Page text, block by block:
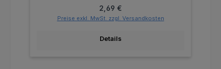
Regulärer Preis:
2,69 €
Preise exkl. MwSt. zzgl. Versandkosten
Details